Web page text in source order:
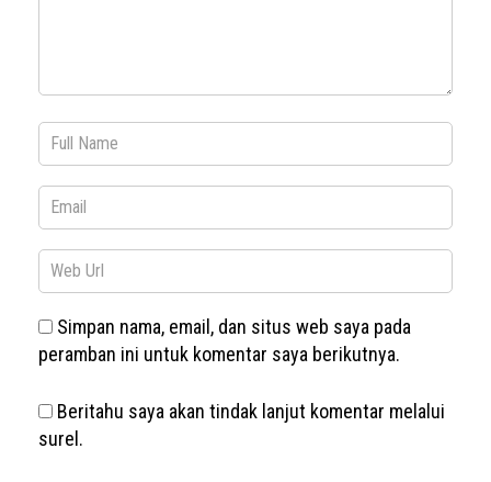
Simpan nama, email, dan situs web saya pada
peramban ini untuk komentar saya berikutnya.
Beritahu saya akan tindak lanjut komentar melalui
surel.